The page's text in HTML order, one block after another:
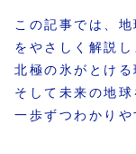
この記事では、
をやさしく解説し
北極の氷がとけ
そして未来の地
一歩ずつわかりや